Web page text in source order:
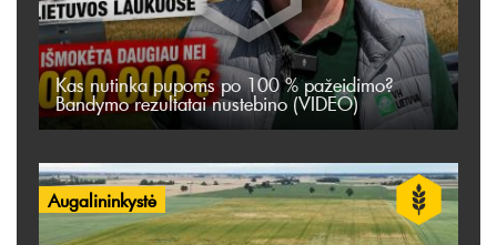
Kas nutinka pupoms po 100 % pažeidimo?
Bandymo rezultatai nustebino (VIDEO)
Augalininkystė